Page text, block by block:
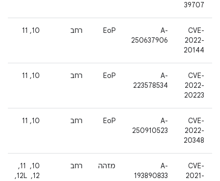
39707
CVE-
2022-
20144
A-
250637906
EoP רחב 10, 11
CVE-
2022-
20223
A-
223578534
EoP רחב 10, 11
CVE-
2022-
20348
A-
250910523
EoP רחב 10, 11
CVE-
2021-
A-
193890833
מזהה רחב
10, ‏ 11, ‏
12, ‏ 12L, ‏